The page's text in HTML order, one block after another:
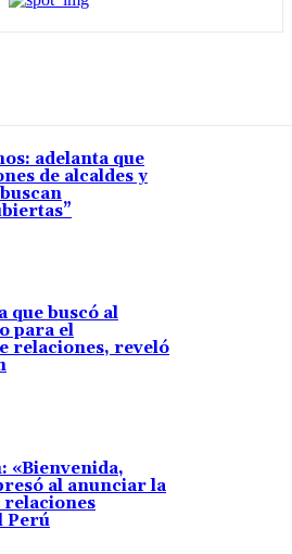
adelanta que
de alcaldes y
que buscó al
para el
relaciones, reveló
«Bienvenida,
al anunciar la
relaciones
Perú